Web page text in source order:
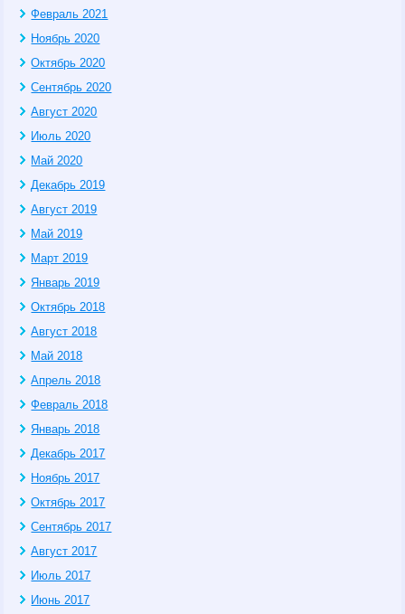
Февраль 2021
Ноябрь 2020
Октябрь 2020
Сентябрь 2020
Август 2020
Июль 2020
Май 2020
Декабрь 2019
Август 2019
Май 2019
Март 2019
Январь 2019
Октябрь 2018
Август 2018
Май 2018
Апрель 2018
Февраль 2018
Январь 2018
Декабрь 2017
Ноябрь 2017
Октябрь 2017
Сентябрь 2017
Август 2017
Июль 2017
Июнь 2017